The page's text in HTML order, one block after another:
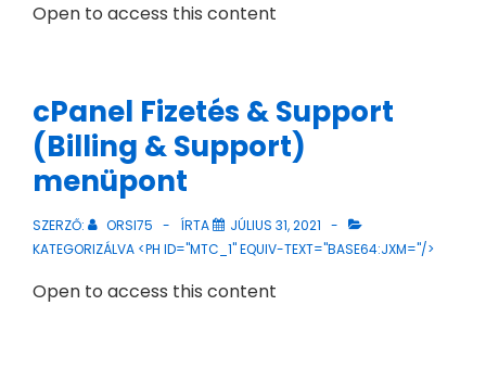
Open to access this content
cPanel Fizetés & Support
(Billing & Support)
menüpont
SZERZŐ: ORSI75 ÍRTA
JÚLIUS 31, 2021
KATEGORIZÁLVA <PH ID="MTC_1" EQUIV-TEXT="BASE64:JXM="/>
Open to access this content